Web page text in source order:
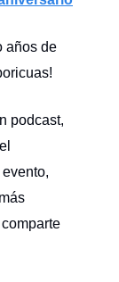
años de
podcast,